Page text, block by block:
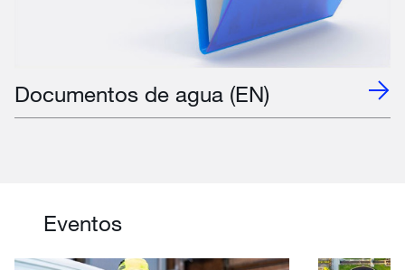
Documentos de agua (EN)
Eventos